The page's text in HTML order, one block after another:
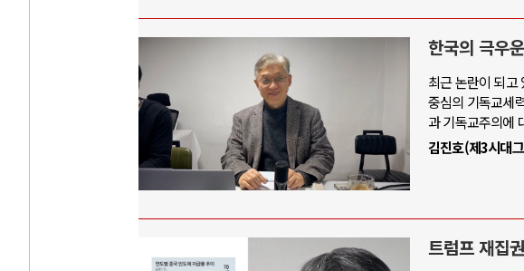
한국의 극우
최근 논란이 되고
중심의 기독교세
과 기독교주의에
김진호(제3시대
트럼프 재집